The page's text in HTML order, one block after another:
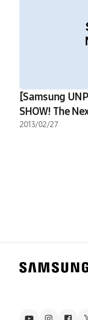
[Samsung
SHOW! The
2013/02/27